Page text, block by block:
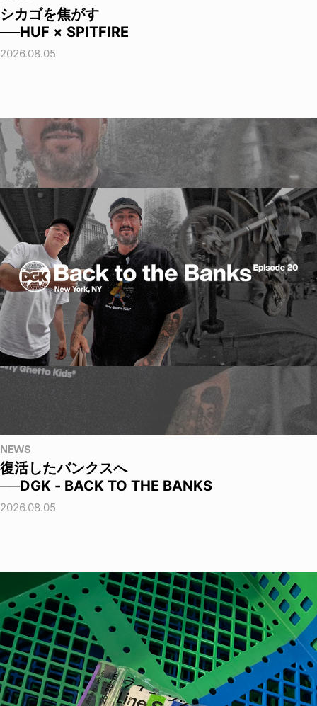
シカゴを焦がす
──HUF × SPITFIRE
2026.08.05
NEWS
復活したバンクスへ
──DGK - BACK TO THE BANKS
2026.08.05